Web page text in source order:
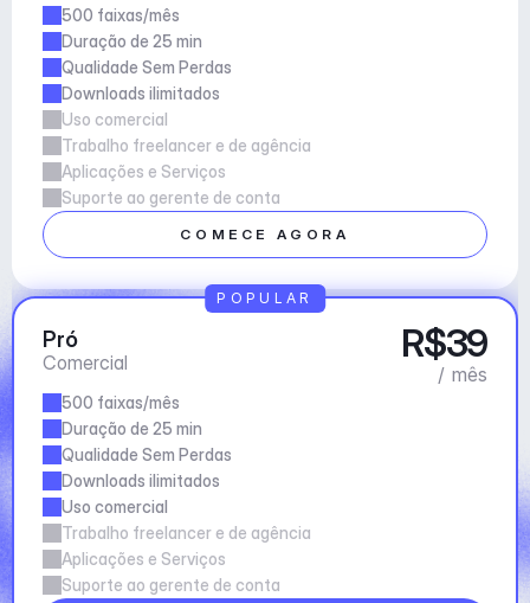
500 faixas/mês
Duração de 25 min
Qualidade Sem Perdas
Downloads ilimitados
Uso comercial
Trabalho freelancer e de agência
Aplicações e Serviços
Suporte ao gerente de conta
COMECE AGORA
Pró
Comercial R$39
/ mês
500 faixas/mês
Duração de 25 min
Qualidade Sem Perdas
Downloads ilimitados
Uso comercial
Trabalho freelancer e de agência
Aplicações e Serviços
Suporte ao gerente de conta
POPULAR